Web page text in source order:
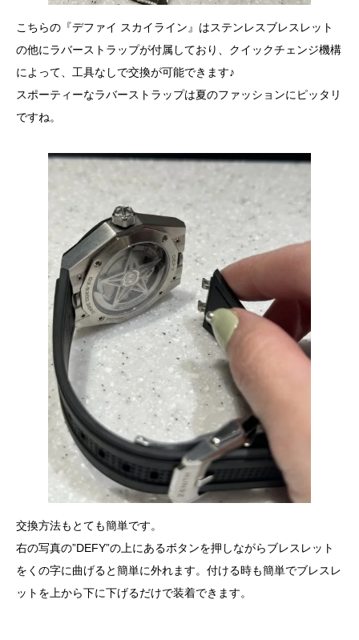
こちらの『デファイ スカイライン』はステンレスブレスレット
の他にラバーストラップが付属しており、クイックチェンジ機構
によって、工具なしで交換が可能できます♪
スポーティーなラバーストラップは夏のファッションにピッタリ
ですね。
交換方法もとても簡単です。
右の写真の”DEFY”の上にあるボタンを押しながらブレスレット
をくの字に曲げると簡単に外れます。付ける時も簡単でブレスレ
ットを上から下に下げるだけで装着できます。